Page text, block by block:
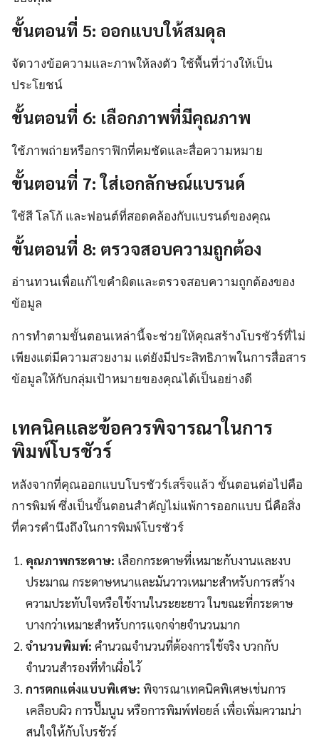
ขั้นตอนที่ 5: ออกแบบให้สมดุล
จัดวางข้อความและภาพให้ลงตัว ใช้พื้นที่ว่างให้เป็น
ประโยชน์
ขั้นตอนที่ 6: เลือกภาพที่มีคุณภาพ
ใช้ภาพถ่ายหรือกราฟิกที่คมชัดและสื่อความหมาย
ขั้นตอนที่ 7: ใส่เอกลักษณ์แบรนด์
ใช้สี โลโก้ และฟอนต์ที่สอดคล้องกับแบรนด์ของคุณ
ขั้นตอนที่ 8: ตรวจสอบความถูกต้อง
อ่านทวนเพื่อแก้ไขคำผิดและตรวจสอบความถูกต้องของ
ข้อมูล
การทำตามขั้นตอนเหล่านี้จะช่วยให้คุณสร้างโบรชัวร์ที่ไม่
เพียงแต่มีความสวยงาม แต่ยังมีประสิทธิภาพในการสื่อสาร
ข้อมูลให้กับกลุ่มเป้าหมายของคุณได้เป็นอย่างดี
เทคนิคและข้อควรพิจารณาในการ
พิมพ์โบรชัวร์
หลังจากที่คุณออกแบบโบรชัวร์เสร็จแล้ว ขั้นตอนต่อไปคือ
การพิมพ์ ซึ่งเป็นขั้นตอนสำคัญไม่แพ้การออกแบบ นี่คือสิ่ง
ที่ควรคำนึงถึงในการพิมพ์โบรชัวร์
คุณภาพกระดาษ: เลือกกระดาษที่เหมาะกับงานและงบ
ประมาณ กระดาษหนาและมันวาวเหมาะสำหรับการสร้าง
ความประทับใจหรือใช้งานในระยะยาว ในขณะที่กระดาษ
บางกว่าเหมาะสำหรับการแจกจ่ายจำนวนมาก
จำนวนพิมพ์: คำนวณจำนวนที่ต้องการใช้จริง บวกกับ
จำนวนสำรองที่ทำเผื่อไว้
การตกแต่งแบบพิเศษ: พิจารณาเทคนิคพิเศษเช่นการ
เคลือบผิว การปั๊มนูน หรือการพิมพ์ฟอยล์ เพื่อเพิ่มความน่า
สนใจให้กับโบรชัวร์